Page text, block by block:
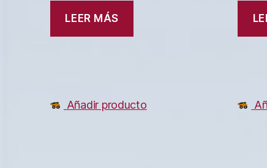
LEER MÁS
Añadir producto